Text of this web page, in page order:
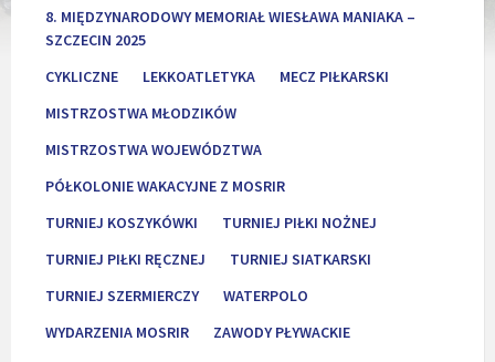
8. MIĘDZYNARODOWY MEMORIAŁ WIESŁAWA MANIAKA –
SZCZECIN 2025
CYKLICZNE
LEKKOATLETYKA
MECZ PIŁKARSKI
MISTRZOSTWA MŁODZIKÓW
MISTRZOSTWA WOJEWÓDZTWA
PÓŁKOLONIE WAKACYJNE Z MOSRIR
TURNIEJ KOSZYKÓWKI
TURNIEJ PIŁKI NOŻNEJ
TURNIEJ PIŁKI RĘCZNEJ
TURNIEJ SIATKARSKI
TURNIEJ SZERMIERCZY
WATERPOLO
WYDARZENIA MOSRIR
ZAWODY PŁYWACKIE